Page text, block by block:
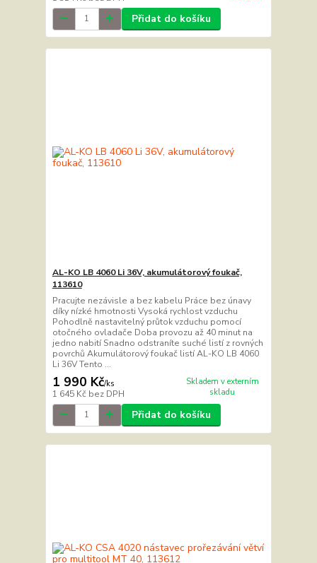
Přidat do košíku
AL-KO LB 4060 Li 36V, akumulátorový foukač,
113610
Pracujte nezávisle a bez kabelu Práce bez únavy
díky nízké hmotnosti Vysoká rychlost vzduchu
Pohodlně nastavitelný průtok vzduchu pomocí
otočného ovladače Doba provozu až 40 minut na
jedno nabití Snadno odstraníte suché listí z rovných
povrchů Akumulátorový foukač listí AL-KO LB 4060
Li 36V Tento ...
1 990 Kč/ks
1 645 Kč bez DPH
Skladem v externím
skladu
Přidat do košíku